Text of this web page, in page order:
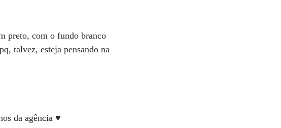
preto, com o fundo branco
talvez, esteja pensando na
da agência ♥️